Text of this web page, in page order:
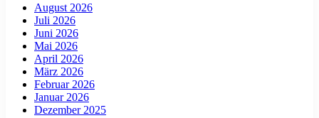
August 2026
Juli 2026
Juni 2026
Mai 2026
April 2026
März 2026
Februar 2026
Januar 2026
Dezember 2025